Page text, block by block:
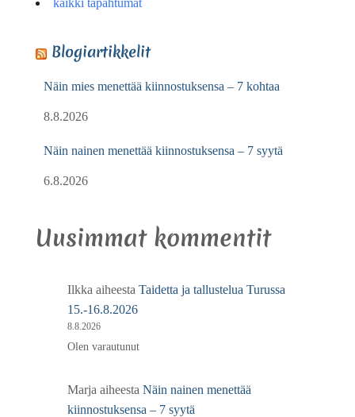
Blogiartikkelit
Näin mies menettää kiinnostuksensa – 7 kohtaa
8.8.2026
Näin nainen menettää kiinnostuksensa – 7 syytä
6.8.2026
Uusimmat kommentit
Ilkka aiheesta Taidetta ja tallustelua Turussa
15.-16.8.2026
8.8.2026
Olen varautunut
Marja aiheesta Näin nainen menettää
kiinnostuksensa – 7 syytä